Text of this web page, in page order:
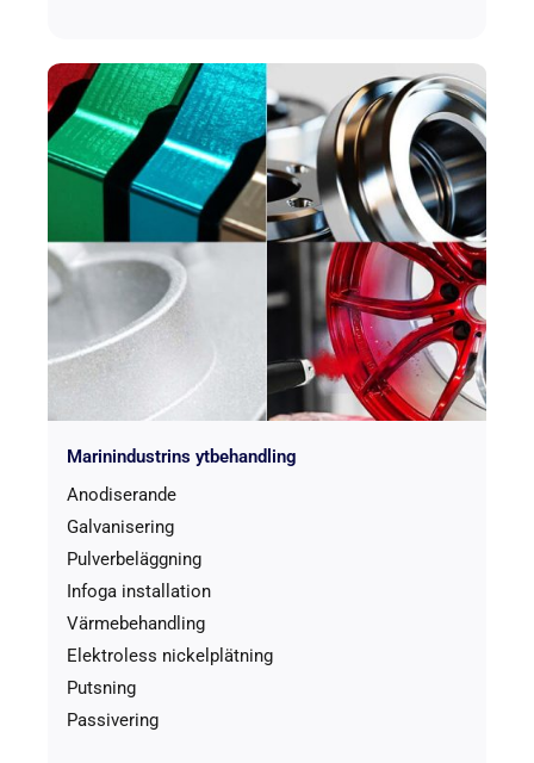
Marinindustrins ytbehandling
Anodiserande
Galvanisering
Pulverbeläggning
Infoga installation
Värmebehandling
Elektroless nickelplätning
Putsning
Passivering